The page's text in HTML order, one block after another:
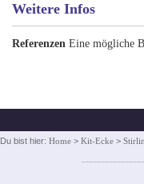
Weitere Infos
Referenzen Eine mögliche
Du bist hier: Home > Kit-Ecke >